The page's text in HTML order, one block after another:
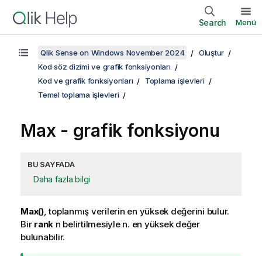
Search Menü
Qlik Sense on Windows November 2024
Oluştur
Kod söz dizimi ve grafik fonksiyonları
Kod ve grafik fonksiyonları
Toplama işlevleri
Temel toplama işlevleri
Max - grafik fonksiyonu
BU SAYFADA
Daha fazla bilgi
Max(), toplanmış verilerin en yüksek değerini bulur.
Bir rank n belirtilmesiyle n. en yüksek değer
bulunabilir.